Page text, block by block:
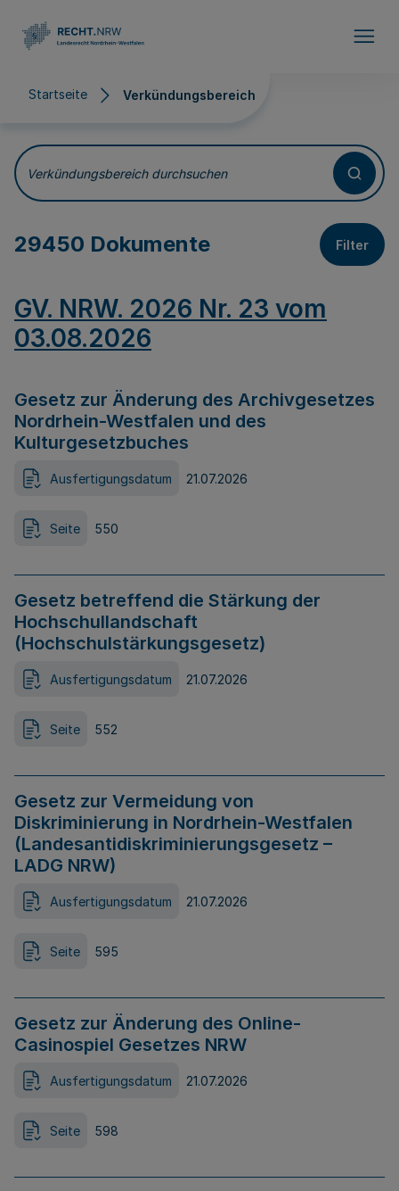
Startseite Verkündungsbereich
Verkündungsbereich
Verkündungsbereich durchsuchen
29450 Dokumente Filter
GV. NRW. 2026 Nr. 23 vom
03.08.2026
Gesetz zur Änderung des Archivgesetzes
Nordrhein-Westfalen und des
Kulturgesetzbuches
Ausfertigungsdatum 21.07.2026
Seite 550
Gesetz betreffend die Stärkung der
Hochschullandschaft
(Hochschulstärkungsgesetz)
Ausfertigungsdatum 21.07.2026
Seite 552
Gesetz zur Vermeidung von
Diskriminierung in Nordrhein-Westfalen
(Landesantidiskriminierungsgesetz –
LADG NRW)
Ausfertigungsdatum 21.07.2026
Seite 595
Gesetz zur Änderung des Online-
Casinospiel Gesetzes NRW
Ausfertigungsdatum 21.07.2026
Seite 598